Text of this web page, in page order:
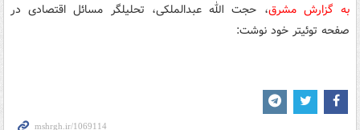
به گزارش مشرق، حجت الله عبدالملکی، تحلیلگر مسائل اقتصادی در
صفحه توئیتر خود نوشت: